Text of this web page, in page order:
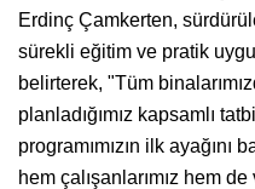
Erdinç Çamkerten,
sürekli eğitim ve pratik
belirterek, "Tüm
planladığımız kapsamlı
programımızın ilk ayağını
hem çalışanlarımız hem